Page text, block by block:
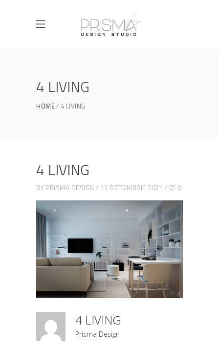
4 LIVING
HOME 4 LIVING
4 LIVING
BY PRISMA DESIGN 13 OCTOMBRIE 2021 0
4 LIVING
Prisma Design